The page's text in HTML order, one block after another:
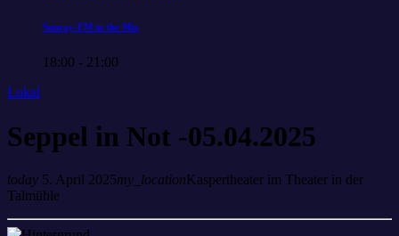
Sunray-FM in the Mix
18:00 - 21:00
Lokal
Seppel in Not -05.04.2025
today 5. April 2025my_locationKaspertheater im Theater in der
Talmühle